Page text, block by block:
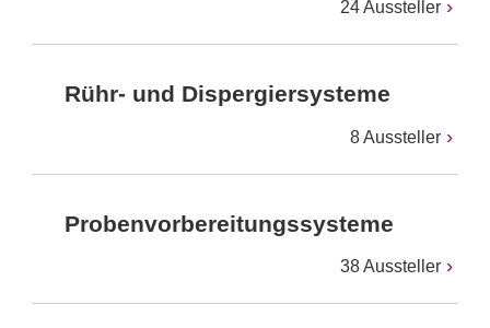
24 Aussteller
Rühr- und Dispergiersysteme
8 Aussteller
Probenvorbereitungssysteme
38 Aussteller